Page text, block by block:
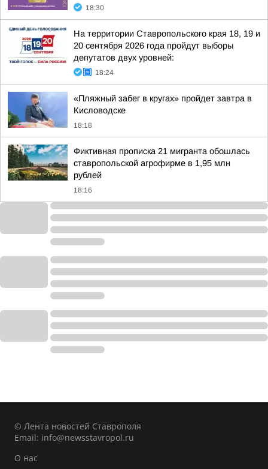
18:30
На территории Ставропольского края 18, 19 и
20 сентября 2026 года пройдут выборы
депутатов двух уровней:
18:24
«Пляжный забег в кругах» пройдет завтра в
Кисловодске
18:18
Фиктивная прописка 21 мигранта обошлась
ставропольской агрофирме в 1,95 млн
рублей
18:16
© Лента новостей Ставрополя
Email: info@newsstavropol.ru
О нас